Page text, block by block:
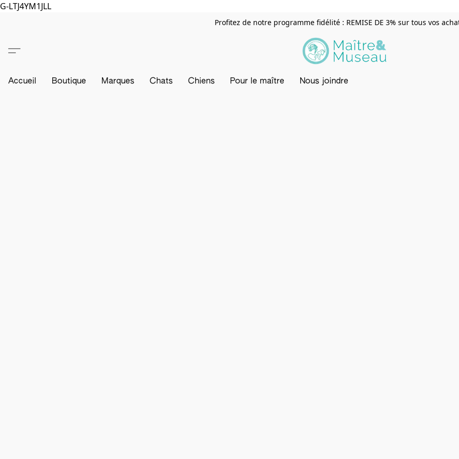
G-LTJ4YM1JLL
Profitez de notre programme fidélité : REMISE DE 3% sur tous vos
Accueil Boutique Marques Chats Chiens Pour le maître Nous joindre